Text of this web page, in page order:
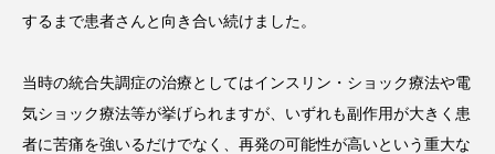
するまで患者さんと向き合い続けました。
当時の統合失調症の治療としてはインスリン・ショック療法や電
気ショック療法等が挙げられますが、いずれも副作用が大きく患
者に苦痛を強いるだけでなく、再発の可能性が高いという重大な